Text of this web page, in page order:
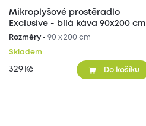
Mikroplyšové prostěradlo
Exclusive - bílá káva 90x200 cm
Rozměry •90 x 200 cm
Skladem
329 Kč Do košíku